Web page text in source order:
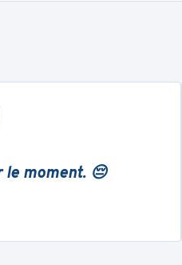
le moment. 😔